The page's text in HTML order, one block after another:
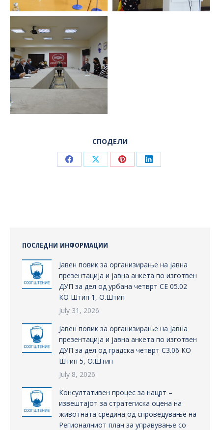
СПОДЕЛИ
Share Share Share Share
ПОСЛЕДНИ ИНФОРМАЦИИ
Јавен повик за организирање на јавна
презентација и јавна анкета по изготвен
ДУП за дел од урбана четврт СЕ 05.02
КО Штип 1, О.Штип
July 31, 2026
Јавен повик за организирање на јавна
презентација и јавна анкета по изготвен
ДУП за дел од градска четврт С3.06 КО
Штип 5, О.Штип
July 8, 2026
Консултативен процес за нацрт –
извештајот за стратегиска оцена на
животната средина од спроведување на
Регионалниот план за управување со